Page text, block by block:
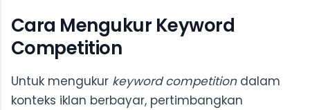
Cara Mengukur Keyword
Competition
Untuk mengukur keyword competitiondalam
konteks iklan berbayar, pertimbangkan